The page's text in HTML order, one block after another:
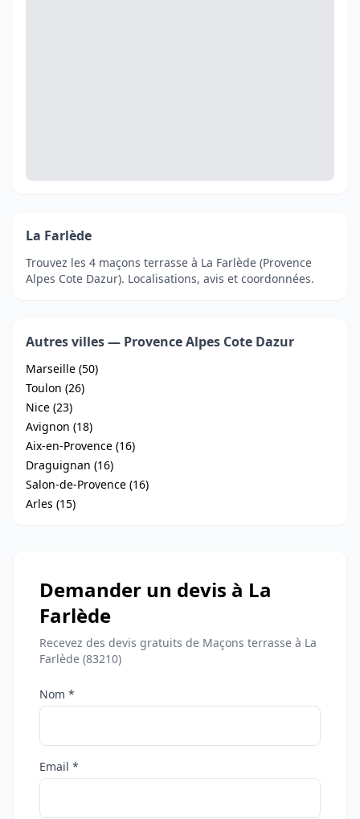
La Farlède
Trouvez les 4 maçons terrasse à La Farlède (Provence
Alpes Cote Dazur). Localisations, avis et coordonnées.
Autres villes — Provence Alpes Cote Dazur
Marseille (50)
Toulon (26)
Nice (23)
Avignon (18)
Aix-en-Provence (16)
Draguignan (16)
Salon-de-Provence (16)
Arles (15)
Demander un devis à La
Farlède
Recevez des devis gratuits de Maçons terrasse à La
Farlède (83210)
Nom *
Email *